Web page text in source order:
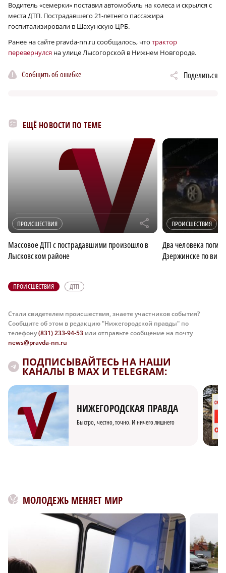
Водитель «семерки» поставил автомобиль на колеса и скрылся с
места ДТП. Пострадавшего 21-летнего пассажира
госпитализировали в Шахунскую ЦРБ.
Ранее на сайте pravda-nn.ru сообщалось, что трактор
перевернулся на улице Лысогорской в Нижнем Новгороде.
Сообщить об ошибке Поделиться
ЕЩЁ НОВОСТИ ПО ТЕМЕ
ПРОИСШЕСТВИЯ r
Массовое ДТП с пострадавшими произошло в
Лысковском районе
ПРОИСШЕСТВИЯ
Два человека
Дзержинске по
ПРОИСШЕСТВИЯ ДТП
Стали свидетелем происшествия, знаете участников события?
Сообщите об этом в редакцию "Нижегородской правды" по
телефону(831) 233-94-53 или отправьте сообщение на почту
news@pravda-nn.ru
ПОДПИСЫВАЙТЕСЬ НА НАШИ
КАНАЛЫ В MAX И TELEGRAM:
НИЖЕГОРОДСКАЯ ПРАВДА
Быстро, честно, точно. И ничего лишнего
МОЛОДЕЖЬ МЕНЯЕТ МИР